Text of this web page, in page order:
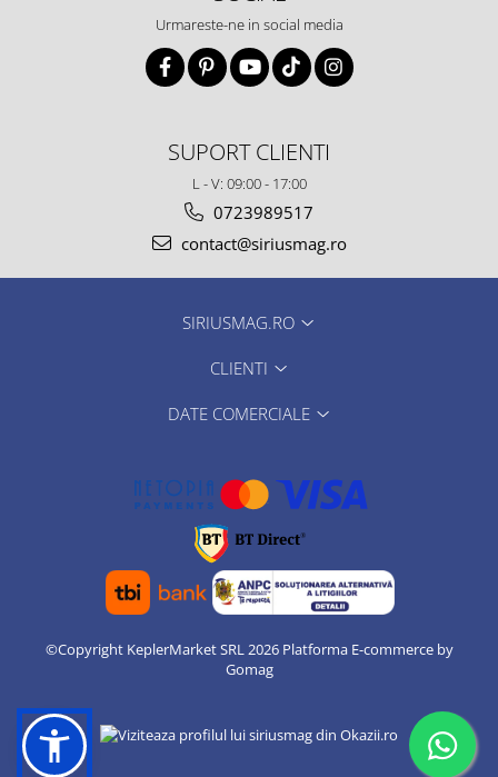
Urmareste-ne in social media
SUPORT CLIENTI
L - V: 09:00 - 17:00
0723989517
contact@siriusmag.ro
SIRIUSMAG.RO
CLIENTI
DATE COMERCIALE
©Copyright KeplerMarket SRL 2026 Platforma E-commerce by
Gomag